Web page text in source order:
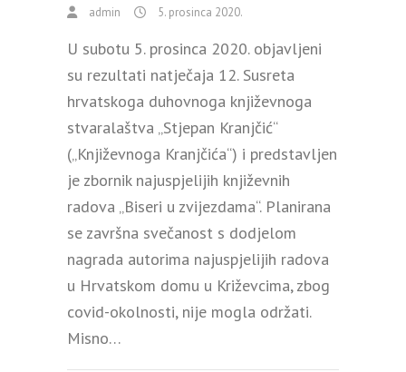
admin 5. prosinca 2020.
U subotu 5. prosinca 2020. objavljeni
su rezultati natječaja 12. Susreta
hrvatskoga duhovnoga književnoga
stvaralaštva „Stjepan Kranjčić“
(„Književnoga Kranjčića“) i predstavljen
je zbornik najuspjelijih književnih
radova „Biseri u zvijezdama“. Planirana
se završna svečanost s dodjelom
nagrada autorima najuspjelijih radova
u Hrvatskom domu u Križevcima, zbog
covid-okolnosti, nije mogla održati.
Misno…